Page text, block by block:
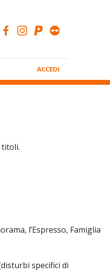
youtubefacebook
instagram
paypal
ACCEDI
l’Espresso, Famiglia
specifici di